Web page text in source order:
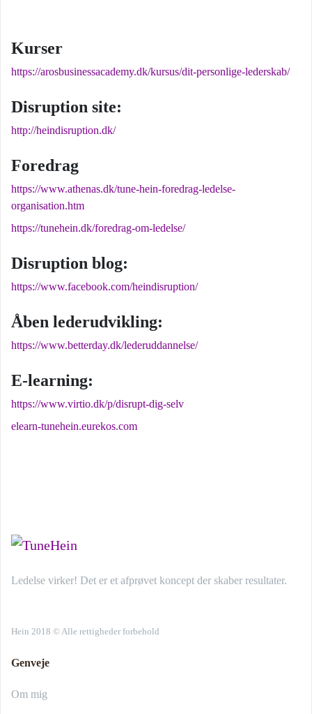
Kurser
https://arosbusinessacademy.dk/kursus/dit-personlige-lederskab/
Disruption site:
http://heindisruption.dk/
Foredrag
https://www.athenas.dk/tune-hein-foredrag-ledelse-
organisation.htm
https://tunehein.dk/foredrag-om-ledelse/
Disruption blog:
https://www.facebook.com/heindisruption/
Åben lederudvikling:
https://www.betterday.dk/lederuddannelse/
E-learning:
https://www.virtio.dk/p/disrupt-dig-selv
elearn-tunehein.eurekos.com
Ledelse virker! Det er et afprøvet koncept der skaber resultater.
Hein 2018 © Alle rettigheder forbehold
Genveje
Om mig